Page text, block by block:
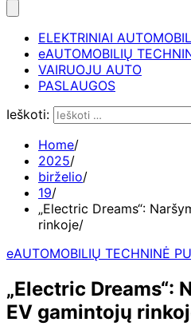
ELEKTRINIAI
eAUTOMOBILIŲ
VAIRUOJU AUTO
PASLAUGOS
Ieškoti:
Home
2025
birželio
19
„Electric Dreams“:
rinkoje
eAUTOMOBILIŲ TECHNINĖ
„Electric Dreams“:
EV gamintojų